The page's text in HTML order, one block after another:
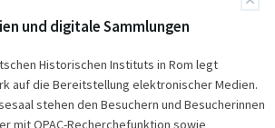
und digitale Sammlungen
Historischen Instituts in Rom legt
auf die Bereitstellung elektronischer Medien.
stehen den Besuchern und Besucherinnen
mit OPAC-Recherchefunktion sowie